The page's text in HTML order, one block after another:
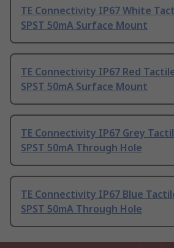
TE Connectivity IP67 White
SPST 50mA Surface Mount
TE Connectivity IP67 Red
SPST 50mA Surface Mount
TE Connectivity IP67 Grey
SPST 50mA Through Hole
TE Connectivity IP67 Blue
SPST 50mA Through Hole